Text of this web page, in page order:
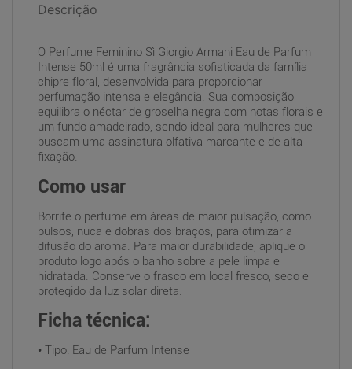
Descrição
O Perfume Feminino Sì Giorgio Armani Eau de Parfum
Intense 50ml é uma fragrância sofisticada da família
chipre floral, desenvolvida para proporcionar
perfumação intensa e elegância. Sua composição
equilibra o néctar de groselha negra com notas florais e
um fundo amadeirado, sendo ideal para mulheres que
buscam uma assinatura olfativa marcante e de alta
fixação.
Como usar
Borrife o perfume em áreas de maior pulsação, como
pulsos, nuca e dobras dos braços, para otimizar a
difusão do aroma. Para maior durabilidade, aplique o
produto logo após o banho sobre a pele limpa e
hidratada. Conserve o frasco em local fresco, seco e
protegido da luz solar direta.
Ficha técnica:
• Tipo: Eau de Parfum Intense